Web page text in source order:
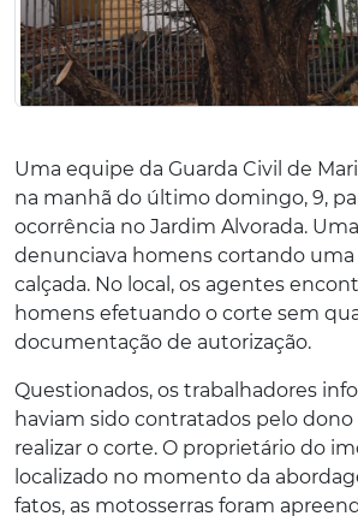
Uma equipe da Guarda Civil de
na manhã do último domingo, 9,
ocorrência no Jardim Alvorada.
denunciava homens cortando uma
calçada. No local, os agentes
homens efetuando o corte sem
documentação de autorização.
Questionados, os trabalhadores
haviam sido contratados pelo
realizar o corte. O proprietário do
localizado no momento da
fatos, as motosserras foram